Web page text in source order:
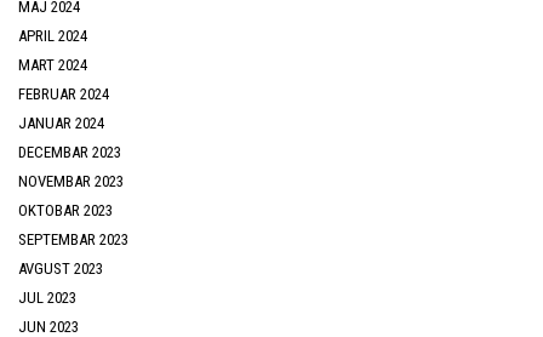
MAJ 2024
APRIL 2024
MART 2024
FEBRUAR 2024
JANUAR 2024
DECEMBAR 2023
NOVEMBAR 2023
OKTOBAR 2023
SEPTEMBAR 2023
AVGUST 2023
JUL 2023
JUN 2023